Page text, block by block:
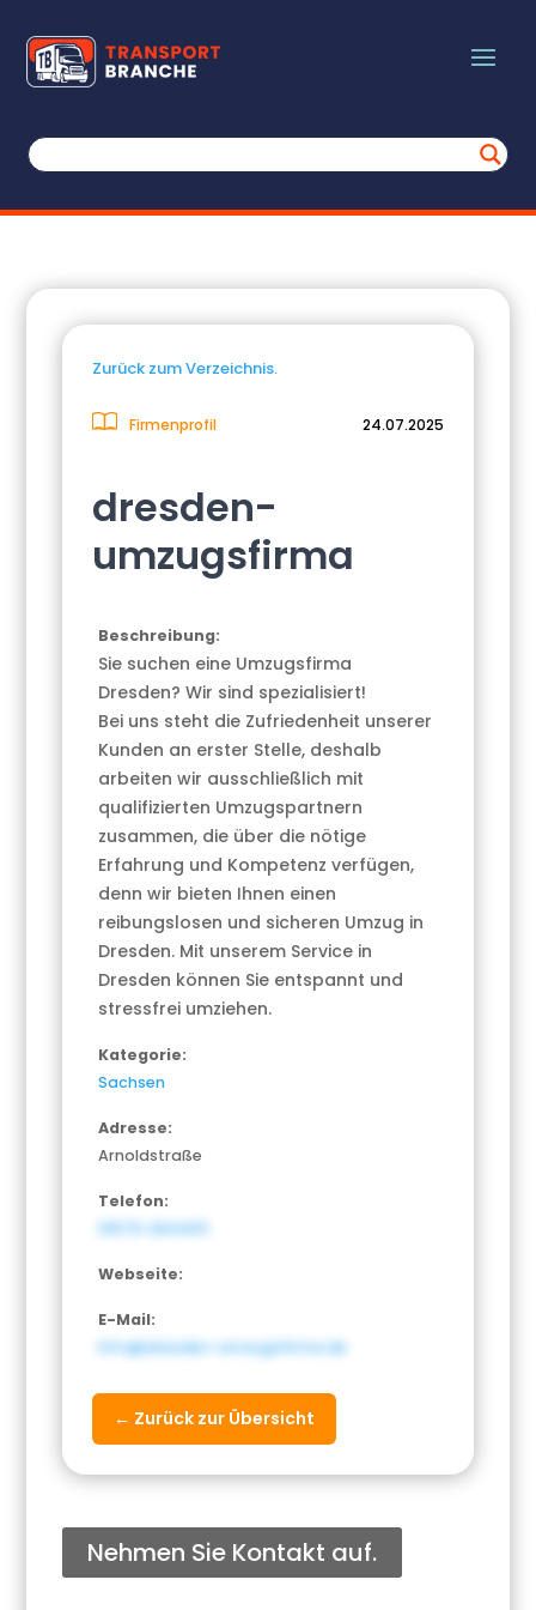
Zurück zum Verzeichnis.
Firmenprofil 24.07.2025
dresden-
umzugsfirma
Beschreibung:
Sie suchen eine Umzugsfirma
Dresden? Wir sind spezialisiert!
Bei uns steht die Zufriedenheit unserer
Kunden an erster Stelle, deshalb
arbeiten wir ausschließlich mit
qualifizierten Umzugspartnern
zusammen, die über die nötige
Erfahrung und Kompetenz verfügen,
denn wir bieten Ihnen einen
reibungslosen und sicheren Umzug in
Dresden. Mit unserem Service in
Dresden können Sie entspannt und
stressfrei umziehen.
Kategorie:
Sachsen
Adresse:
Arnoldstraße
Telefon:
01579-2644011
Webseite:
E-Mail:
Info@dresden-umzugsfirma.de
← Zurück zur Übersicht
Nehmen Sie Kontakt auf.